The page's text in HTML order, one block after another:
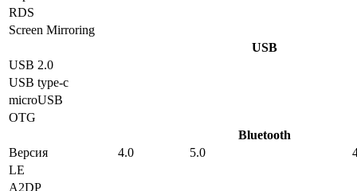
RDS
Screen Mirroring
USB
USB 2.0
USB type-c
microUSB
OTG
Bluetooth
Версия
4.0 5.0
LE
A2DP